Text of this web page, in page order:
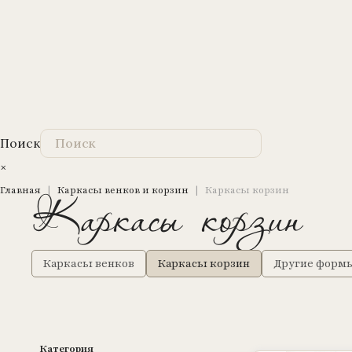
Поиск
×
Главная | Каркасы венков и корзин | Каркасы корзин
Каркасы корзин
Каркасы венков Каркасы корзин Другие